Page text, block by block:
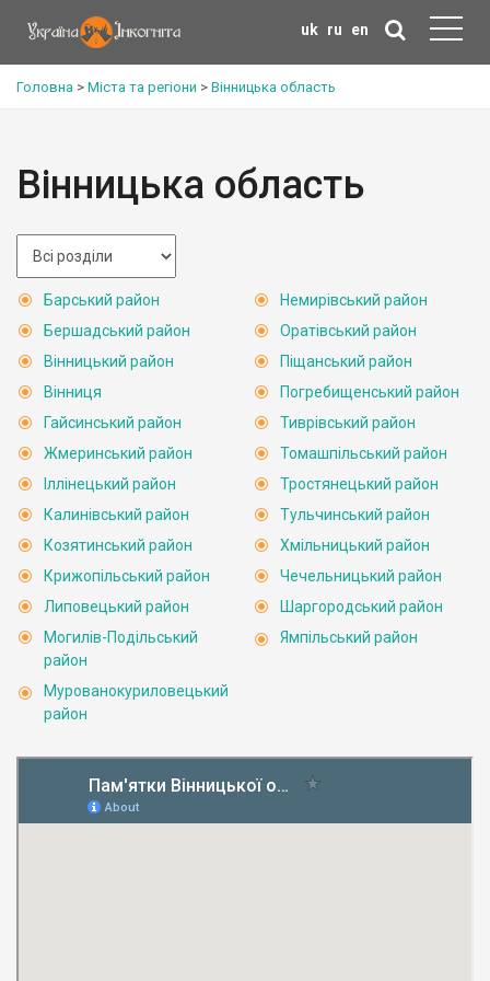
uk ru en
Головна > Міста та регіони > Вінницька область
Вінницька область
Барський район
Бершадський район
Вінницький район
Вінниця
Гайсинський район
Жмеринський район
Іллінецький район
Калинівський район
Козятинський район
Крижопільський район
Липовецький район
Могилів-Подільський
район
Мурованокуриловецький
район
Немирівський район
Оратівський район
Піщанський район
Погребищенський район
Тиврівський район
Томашпільський район
Тростянецький район
Тульчинський район
Хмільницький район
Чечельницький район
Шаргородський район
Ямпільський район